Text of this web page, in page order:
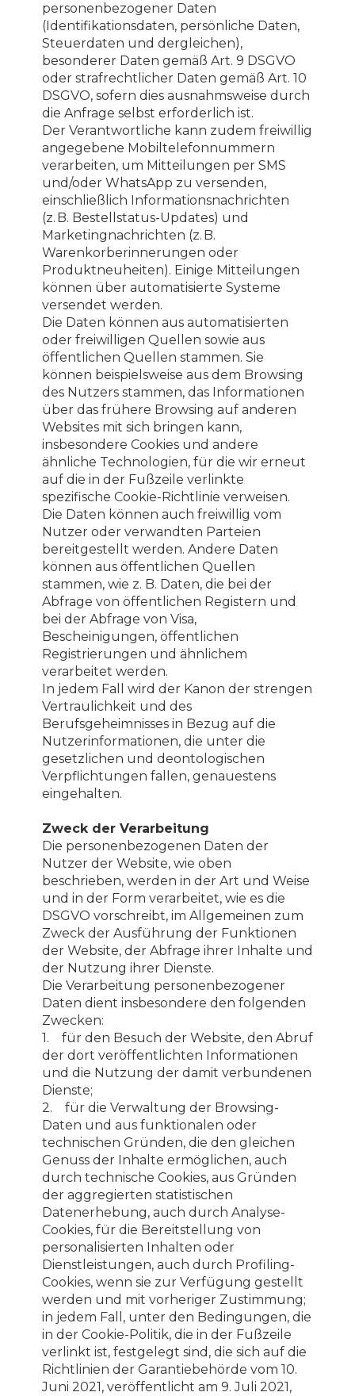
personenbezogener Daten
(Identifikationsdaten, persönliche Daten,
Steuerdaten und dergleichen),
besonderer Daten gemäß Art. 9 DSGVO
oder strafrechtlicher Daten gemäß Art. 10
DSGVO, sofern dies ausnahmsweise durch
die Anfrage selbst erforderlich ist.
Der Verantwortliche kann zudem freiwillig
angegebene Mobiltelefonnummern
verarbeiten, um Mitteilungen per SMS
und/oder WhatsApp zu versenden,
einschließlich Informationsnachrichten
(z. B. Bestellstatus-Updates) und
Marketingnachrichten (z. B.
Warenkorberinnerungen oder
Produktneuheiten). Einige Mitteilungen
können über automatisierte Systeme
versendet werden.
Die Daten können aus automatisierten
oder freiwilligen Quellen sowie aus
öffentlichen Quellen stammen. Sie
können beispielsweise aus dem Browsing
des Nutzers stammen, das Informationen
über das frühere Browsing auf anderen
Websites mit sich bringen kann,
insbesondere Cookies und andere
ähnliche Technologien, für die wir erneut
auf die in der Fußzeile verlinkte
spezifische Cookie-Richtlinie verweisen.
Die Daten können auch freiwillig vom
Nutzer oder verwandten Parteien
bereitgestellt werden. Andere Daten
können aus öffentlichen Quellen
stammen, wie z. B. Daten, die bei der
Abfrage von öffentlichen Registern und
bei der Abfrage von Visa,
Bescheinigungen, öffentlichen
Registrierungen und ähnlichem
verarbeitet werden.
In jedem Fall wird der Kanon der strengen
Vertraulichkeit und des
Berufsgeheimnisses in Bezug auf die
Nutzerinformationen, die unter die
gesetzlichen und deontologischen
Verpflichtungen fallen, genauestens
eingehalten.
Zweck der Verarbeitung
Die personenbezogenen Daten der
Nutzer der Website, wie oben
beschrieben, werden in der Art und Weise
und in der Form verarbeitet, wie es die
DSGVO vorschreibt, im Allgemeinen zum
Zweck der Ausführung der Funktionen
der Website, der Abfrage ihrer Inhalte und
der Nutzung ihrer Dienste.
Die Verarbeitung personenbezogener
Daten dient insbesondere den folgenden
Zwecken:
1. für den Besuch der Website, den Abruf
der dort veröffentlichten Informationen
und die Nutzung der damit verbundenen
Dienste;
2. für die Verwaltung der Browsing-
Daten und aus funktionalen oder
technischen Gründen, die den gleichen
Genuss der Inhalte ermöglichen, auch
durch technische Cookies, aus Gründen
der aggregierten statistischen
Datenerhebung, auch durch Analyse-
Cookies, für die Bereitstellung von
personalisierten Inhalten oder
Dienstleistungen, auch durch Profiling-
Cookies, wenn sie zur Verfügung gestellt
werden und mit vorheriger Zustimmung;
in jedem Fall, unter den Bedingungen, die
in der Cookie-Politik, die in der Fußzeile
verlinkt ist, festgelegt sind, die sich auf die
Richtlinien der Garantiebehörde vom 10.
Juni 2021, veröffentlicht am 9. Juli 2021,